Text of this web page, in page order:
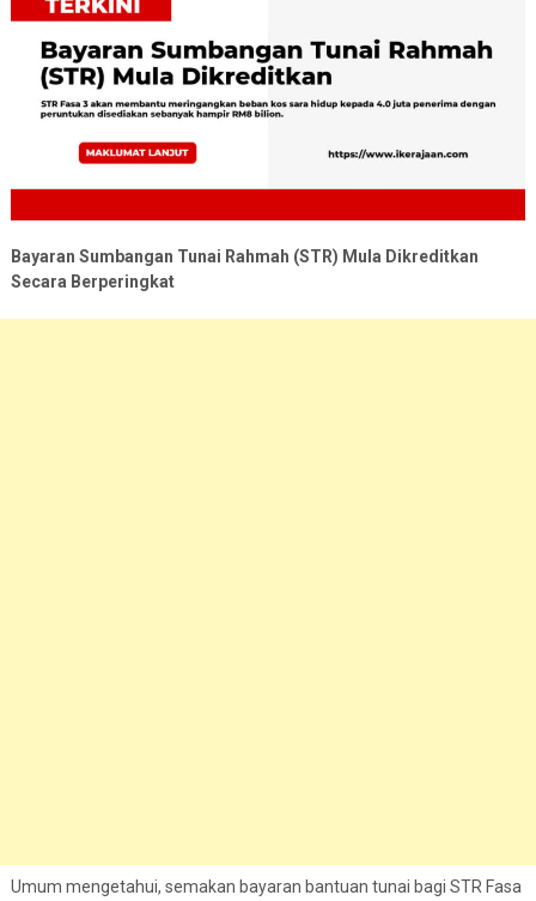
Bayaran Sumbangan Tunai Rahmah (STR) Mula Dikreditkan
Secara Berperingkat
Umum mengetahui, semakan bayaran bantuan tunai bagi STR Fasa